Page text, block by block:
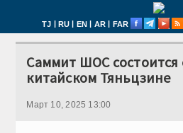
TJ | RU | EN | AR | FAR
Саммит ШОС состоится
китайском Тяньцзине
Март 10, 2025 13:00